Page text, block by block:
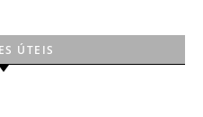
ÚTEIS